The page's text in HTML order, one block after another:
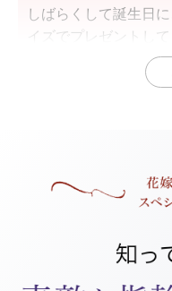
しばらくして誕生日
イズでプレゼントし